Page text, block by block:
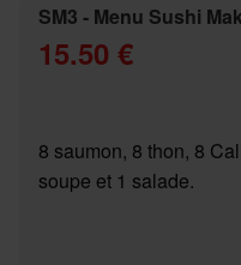
SM3 - Menu Sushi
15.50 €
8 saumon, 8 thon, 8
soupe et 1 salade.